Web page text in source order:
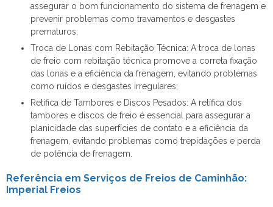
assegurar o bom funcionamento do sistema de frenagem e
prevenir problemas como travamentos e desgastes
prematuros;
Troca de Lonas com Rebitação Técnica: A troca de lonas
de freio com rebitação técnica promove a correta fixação
das lonas e a eficiência da frenagem, evitando problemas
como ruídos e desgastes irregulares;
Retífica de Tambores e Discos Pesados: A retífica dos
tambores e discos de freio é essencial para assegurar a
planicidade das superfícies de contato e a eficiência da
frenagem, evitando problemas como trepidações e perda
de potência de frenagem.
Referência em Serviços de Freios de Caminhão:
Imperial Freios